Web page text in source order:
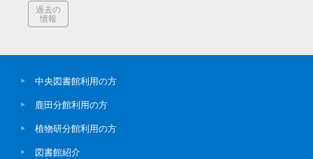
過去の
情報
中央図書館利用の方
鹿田分館利用の方
植物研分館利用の方
図書館紹介